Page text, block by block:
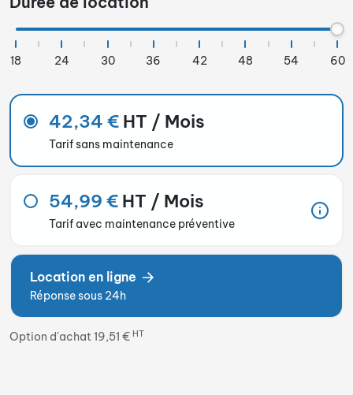
18 24 30 36 42 48 54 60
42,34 € HT / Mois
Tarif sans maintenance
54,99 € HT / Mois
Tarif avec maintenance préventive
Location en ligne
Réponse sous 24h
Option d'achat 19,51 € HT